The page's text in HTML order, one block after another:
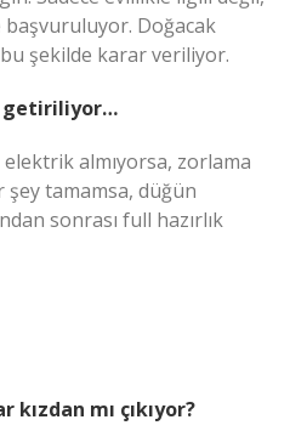
Doğacak
şekilde karar veriliyor.
getiriliyor…
almıyorsa, zorlama
tamamsa, düğün
sonrası full hazırlık
mı çıkıyor?